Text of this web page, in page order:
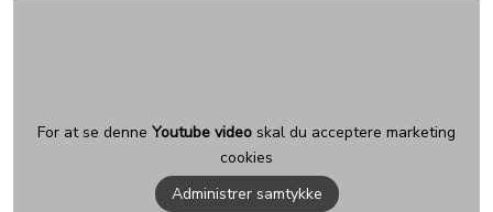
For at se denne Youtube video skal du acceptere marketing
cookies
Administrer samtykke